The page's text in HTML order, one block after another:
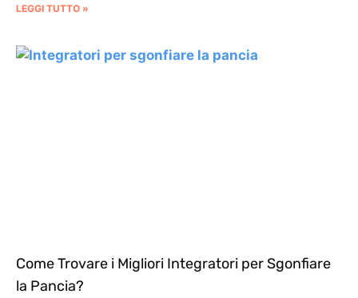
LEGGI TUTTO »
Come Trovare i Migliori Integratori per Sgonfiare
la Pancia?